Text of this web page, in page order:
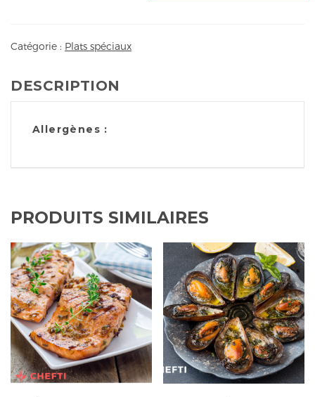
Catégorie : Plats spéciaux
DESCRIPTION
Allergènes :
PRODUITS SIMILAIRES